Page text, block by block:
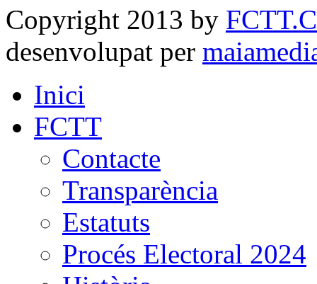
Copyright 2013 by
desenvolupat per
Inici
FCTT
Contacte
Transparència
Estatuts
Procés Electoral 2024